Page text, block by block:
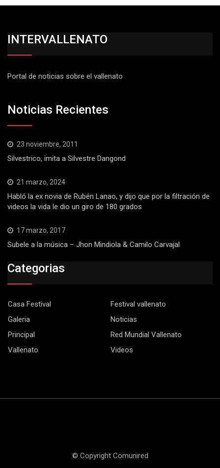
INTERVALLENATO
Portal de noticias sobre el vallenato
Noticias Recientes
23 noviembre, 2011
Silvestrico, imita a Silvestre Dangond
21 marzo, 2024
Habló la ex novia de Rubén Lanao, y dijo que por la filtración de
videos la vida le dio un giro de 180 grados
17 marzo, 2017
Subele a la música – Jhon Mindiola & Camilo Carvajal
Categorias
Casa Festival
Festival vallenato
Galeria
Noticias
Principal
Red Mundial Vallenato
Vallenato
Videos
© Copyright Comunired